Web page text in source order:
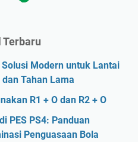
Modern untuk Lantai
Tahan Lama
R1 + O dan R2 + O
PES PS4: Panduan
Penguasaan Bola